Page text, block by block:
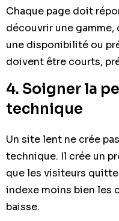
Chaque page doit
découvrir une
une disponibilité ou
doivent être courts,
4. Soigner la
technique
Un site lent ne crée
technique. Il crée un
que les visiteurs
indexe moins bien les
baisse.